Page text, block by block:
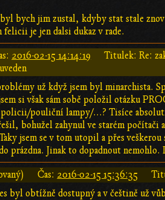
bych jim zustal, kdyby stat stale
felicii je jen dalsi dukaz v rade.
2016-02-15 14:14:19 Titulek: Re:
už když jsem byl minarchista.
si však sám sobě položil otázku
policii/pouliční lampy/...? Tisíce
bohužel zahynul ve starém
jsem se v tom utopil a přes
prázdna. Jinak to dopadnout
Čas: 2016-02-15 15:36:35
byl obtížně dostupný a v češtině už